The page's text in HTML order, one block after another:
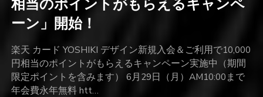
相当のポイントがもらえるキャンペ
ーン」開始！
楽天 カード YOSHIKI デザイン新規入会＆ご利用で10,000
円相当のポイントがもらえるキャンペーン実施中（期間
限定ポイントを含みます） 6月29日（月）AM10:00まで
年会費永年無料 htt…